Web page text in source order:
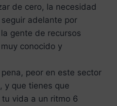
de cero, la necesidad
adelante por
gente de recursos
conocido y
peor en este sector
y que tienes que
vida a un ritmo 6